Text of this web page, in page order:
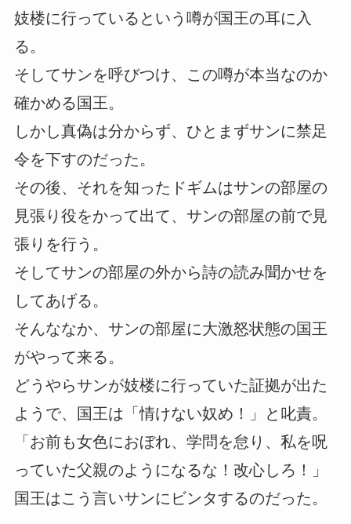
妓楼に行っているという噂が国王の耳に入
る。
そしてサンを呼びつけ、この噂が本当なのか
確かめる国王。
しかし真偽は分からず、ひとまずサンに禁足
令を下すのだった。
その後、それを知ったドギムはサンの部屋の
見張り役をかって出て、サンの部屋の前で見
張りを行う。
そしてサンの部屋の外から詩の読み聞かせを
してあげる。
そんななか、サンの部屋に大激怒状態の国王
がやって来る。
どうやらサンが妓楼に行っていた証拠が出た
ようで、国王は「情けない奴め！」と叱責。
「お前も女色におぼれ、学問を怠り、私を呪
っていた父親のようになるな！改心しろ！」
国王はこう言いサンにビンタするのだった。